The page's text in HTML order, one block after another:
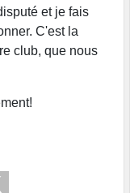
et je fais
C'est la
club, que nous